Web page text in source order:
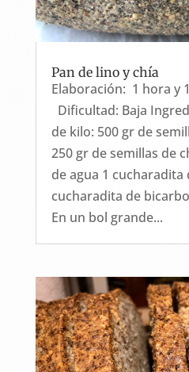
Pan de lino y chía
Elaboración: 1 hora y
Dificultad: Baja
de kilo: 500 gr de
250 gr de semillas de
de agua 1 cucharadita
cucharadita de
En un bol grande...